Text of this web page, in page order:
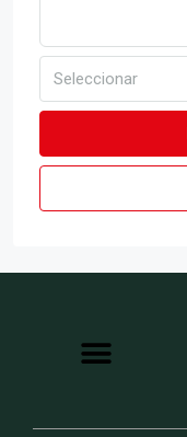
Seleccionar